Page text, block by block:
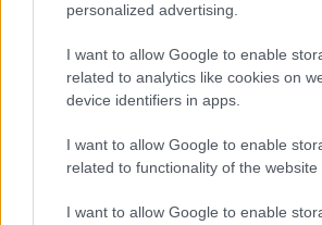
personalized advertising.
I want to allow Google to enable
related to analytics like cookies on
device identifiers in apps.
I want to allow Google to enable
related to functionality of the website
I want to allow Google to enable
FTC: a nyáron visszatérhet a